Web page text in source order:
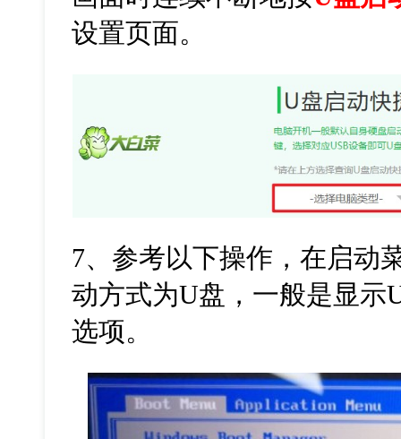
设置页面。
7、参考以下操作，在启动
动方式为U盘，一般是显示
选项。